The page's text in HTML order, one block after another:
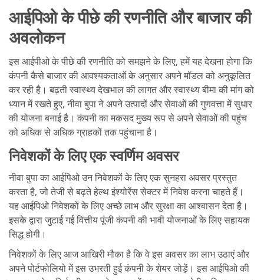
आईपिओ के पीछे की रणनीति और बाजार की
अवलोकन
इस आईपीओ के पीछे की रणनीति को समझने के लिए, हमें यह देखना होगा कि
कंपनी कैसे बाजार की आवश्यकताओं के अनुसार अपने मॉडल को अनुकूलित
कर रही है। बढ़ती स्वास्थ्य देखभाल की लागत और स्वास्थ्य बीमा की मांग को
ध्यान में रखते हुए, नीवा बुपा ने अपने उत्पादों और सेवाओं की गुणवत्ता में सुधार
की योजना बनाई है। कंपनी का मकसद मुख्य रूप से अपने सेवाओं की पहुंच
को अधिक से अधिक ग्राहकों तक पहुंचाना है।
निवेशकों के लिए एक स्वर्णिम अवसर
नीवा बुपा का आईपिओ उन निवेशकों के लिए एक सुनहरा अवसर प्रस्तुत
करता है, जो तेजी से बढ़ते हेल्थ इंश्योरेंस सेक्टर में निवेश करना चाहते हैं।
यह आईपिओ निवेशकों के लिए अच्छे लाभ और सुरक्षा का आश्वासन देता है।
इसके द्वारा जुटाई गई वित्तीय पूंजी कंपनी की भावी योजनाओं के लिए सहायक
सिद्ध होगी।
निवेशकों के लिए आज आखिरी मौका है कि वे इस अवसर का लाभ उठाएं और
अपने पोर्टफोलियो में इस उभरती हुई कंपनी के शेयर जोड़ें। इस आईपिओ की